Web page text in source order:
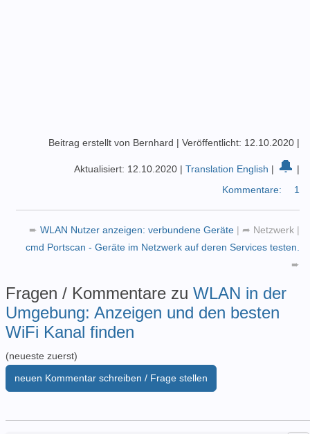
Beitrag erstellt von Bernhard | Veröffentlicht: 12.10.2020 |
Aktualisiert: 12.10.2020 | Translation English | 🔔 |
Kommentare:
1
➨ WLAN Nutzer anzeigen: verbundene Geräte | ➦ Netzwerk |
cmd Portscan - Geräte im Netzwerk auf deren Services testen.
➨
Fragen / Kommentare zu WLAN in der
Umgebung: Anzeigen und den besten
WiFi Kanal finden
(neueste zuerst)
neuen Kommentar schreiben / Frage stellen